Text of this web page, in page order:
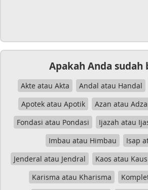
Apakah Anda sudah
Akte atau Akta Andal atau Handal
Apotek atau Apotik
Azan atau
Fondasi atau Pondasi
Ijazah atau
Imbau atau Himbau
Isap
Jenderal atau Jendral
Kaos atau Kaus
Karisma atau Kharisma